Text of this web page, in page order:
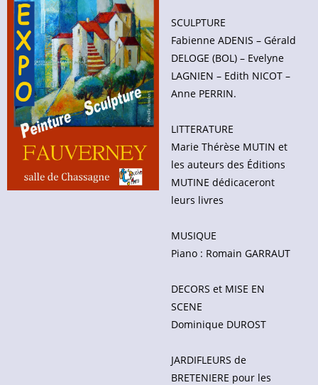
SCULPTURE
Fabienne ADENIS – Gérald
DELOGE (BOL) – Evelyne
LAGNIEN – Edith NICOT –
Anne PERRIN.
LITTERATURE
Marie Thérèse MUTIN et
les auteurs des Éditions
MUTINE dédicaceront
leurs livres
MUSIQUE
Piano : Romain GARRAUT
DECORS et MISE EN
SCENE
Dominique DUROST
JARDIFLEURS de
BRETENIERE pour les